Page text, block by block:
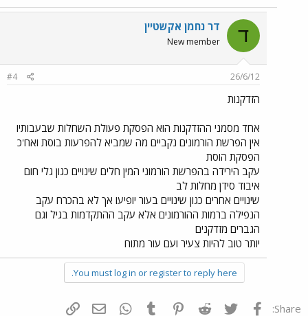
ד דר נחמן אקשטיין
New member
26/6/12
#4
הזדקנות
אחד מסמני ההזדקנות הוא הפסקת פעולת השחלות שבעבותיו
אין הפרשת הורמונים נקביים מה שמביא להפרעות בוסת ואח'כ
הפסקת הוסת
עקב הירידה בהפרשת הורמוני המין חלים שינויים כגון גלי חום
איבוד סידן מחלות לב
שינויים אחרים כגון שינויים בעור יופיעו אך לא בהכרח עקב
הנפילה ברמות ההורמונים אלא עקב ההתקדמות בגיל וגם
הגברים מזדקנים
יותר טוב להיות צעיר ועם עור מתוח
You must log in or register to reply here.
Share: פייסבוק Twitter
Reddit
Pinterest
Tumblr
WhatsAppדואר אלקטרוני